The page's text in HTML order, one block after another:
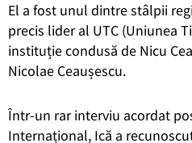
El a fost unul dintre stâlpii
precis lider al UTC (Uniunea
instituție condusă de Nicu
Nicolae Ceaușescu.
Într-un rar interviu acordat
Internațional, Ică a